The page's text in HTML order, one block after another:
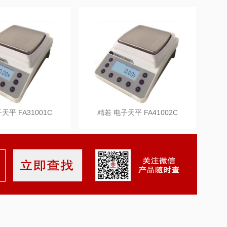
平 FA31001C 精若 电子天平 FA41002C